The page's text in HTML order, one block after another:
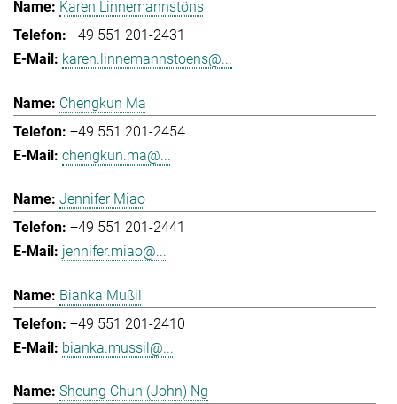
Karen Linnemannstöns
+49 551 201-2431
karen.linnemannstoens@...
Chengkun Ma
+49 551 201-2454
chengkun.ma@...
Jennifer Miao
+49 551 201-2441
jennifer.miao@...
Bianka Mußil
+49 551 201-2410
bianka.mussil@...
Sheung Chun (John) Ng